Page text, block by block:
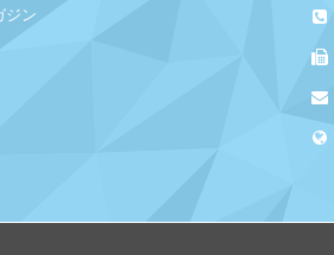
ジン